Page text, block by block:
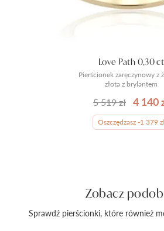
Pierścionek zaręczynowy z
złota z brylantem
Love Path 0,30 ct
5 519 zł 4 140
Oszczędzasz -1 379
Zobacz
Sprawdź pierścionki, które również